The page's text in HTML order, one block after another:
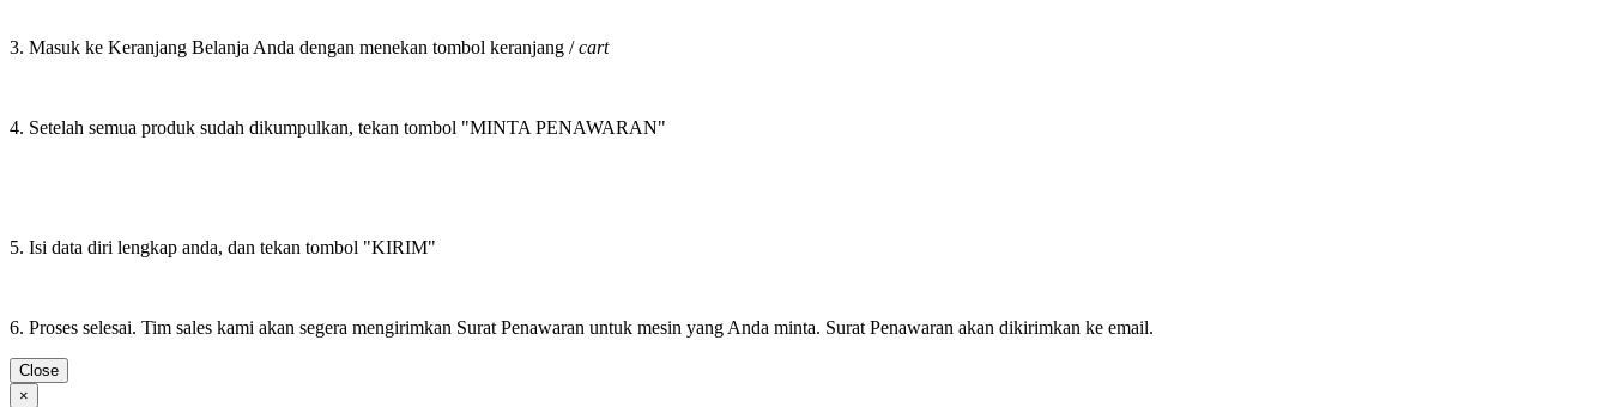
3. Masuk ke Keranjang Belanja Anda dengan menekan tombol keranjang /cart
4. Setelah semua produk sudah dikumpulkan, tekan tombol "MINTA PENAWARAN"
5. Isi data diri lengkap anda, dan tekan tombol "KIRIM"
6. Proses selesai. Tim sales kami akan segera mengirimkan Surat Penawaran untuk mesin yang Anda minta. Surat Penawaran akan dikirimkan ke email.
Close
×